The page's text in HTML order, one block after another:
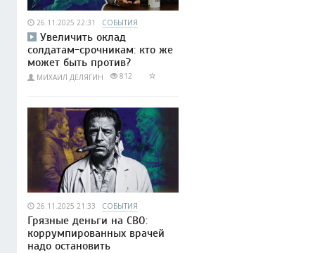
26.11.2025 22:31 СОБЫТИЯ
Увеличить оклад
солдатам-срочникам: кто же
может быть против?
МИХАИЛ ДЕЛЯГИН 812
26.11.2025 21:33 СОБЫТИЯ
Грязные деньги на СВО:
коррумпированных врачей
надо остановить